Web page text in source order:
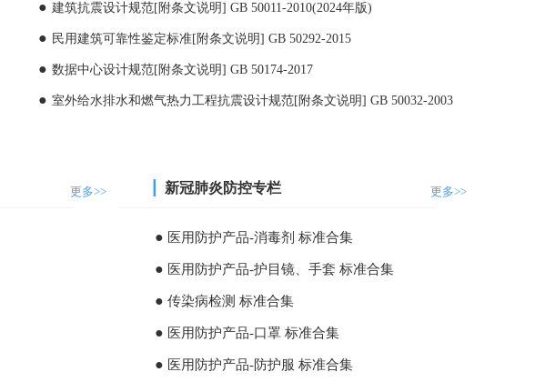
建筑抗震设计规范[附条文说明] GB 50011-2010(2024年版)
民用建筑可靠性鉴定标准[附条文说明] GB 50292-2015
数据中心设计规范[附条文说明] GB 50174-2017
室外给水排水和燃气热力工程抗震设计规范[附条文说明] GB 50032-2003
更多>> 新冠肺炎防控专栏 更多>>
● 医用防护产品-消毒剂 标准合集
● 医用防护产品-护目镜、手套 标准合集
● 传染病检测 标准合集
● 医用防护产品-口罩 标准合集
● 医用防护产品-防护服 标准合集